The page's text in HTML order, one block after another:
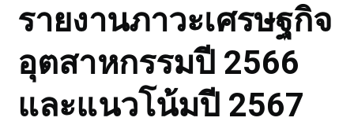
รายงานภาวะเศรษฐกิจ
อุตสาหกรรมปี 2566
และแนวโน้มปี 2567